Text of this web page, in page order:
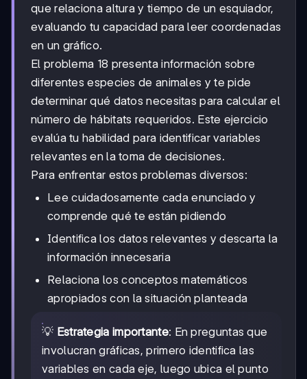
que relaciona altura y tiempo de un esquiador,
evaluando tu capacidad para leer coordenadas
en un gráfico.
El problema 18 presenta información sobre
diferentes especies de animales y te pide
determinar qué datos necesitas para calcular el
número de hábitats requeridos. Este ejercicio
evalúa tu habilidad para identificar variables
relevantes en la toma de decisiones.
Para enfrentar estos problemas diversos:
Lee cuidadosamente cada enunciado y
comprende qué te están pidiendo
Identifica los datos relevantes y descarta la
información innecesaria
Relaciona los conceptos matemáticos
apropiados con la situación planteada
💡 Estrategia importante: En preguntas que
involucran gráficas, primero identifica las
variables en cada eje, luego ubica el punto